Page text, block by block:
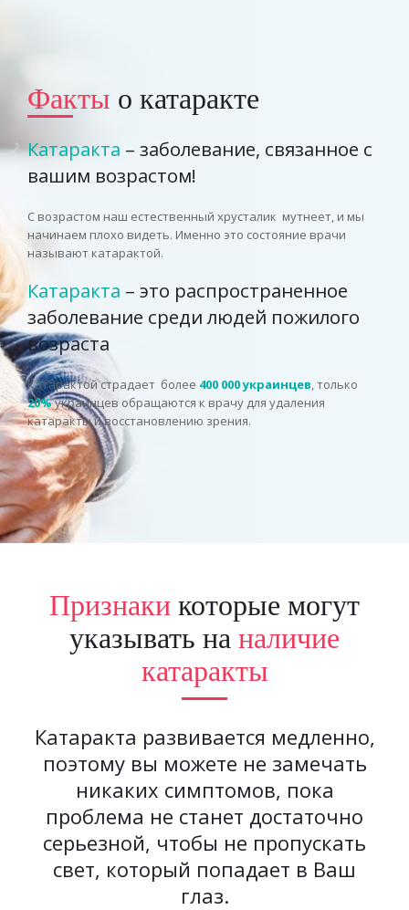
Факты о катаракте
Катаракта – заболевание, связанное с
вашим возрастом!
С возрастом наш естественный хрусталик мутнеет, и мы
начинаем плохо видеть. Именно это состояние врачи
называют катарактой.
Катаракта – это распространенное
заболевание среди людей пожилого
возраста
Катарактой страдает более 400 000 украинцев, только
20%украинцев обращаются к врачу для удаления
катаракты и восстановлению зрения.
Признаки которые могут
указывать на наличие
катаракты
Катаракта развивается медленно,
поэтому вы можете не замечать
никаких симптомов, пока
проблема не станет достаточно
серьезной, чтобы не пропускать
свет, который попадает в Ваш
глаз.